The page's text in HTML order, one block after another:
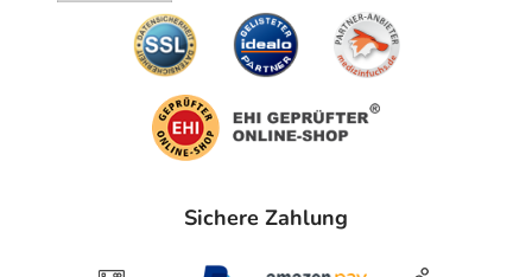
Sichere Zahlung